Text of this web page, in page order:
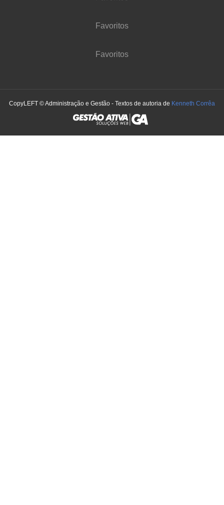
Favoritos
Favoritos
CopyLEFT © Administração e Gestão - Textos de autoria de Kenneth Corrêa